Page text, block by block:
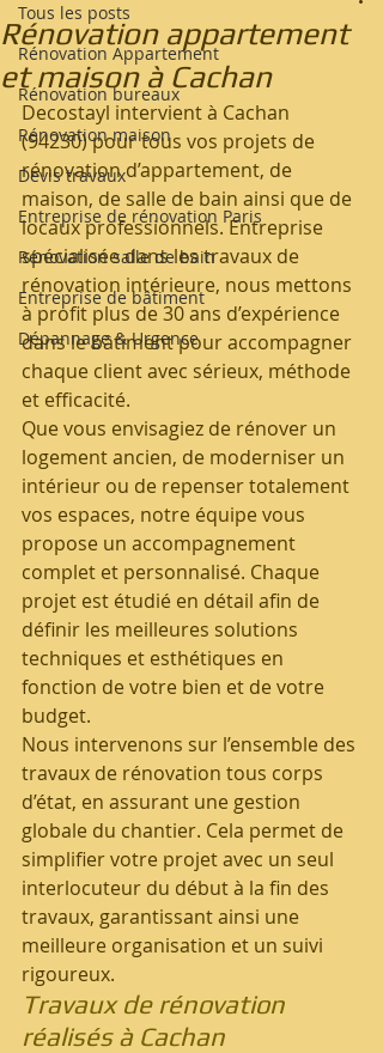
Tous les posts
Rénovation Appartement
Rénovation bureaux
Rénovation maison
Devis travaux
Entreprise de rénovation Paris
Rénovation salle de bain
Entreprise de bâtiment
Dépannage & Urgence
Rénovation appartement
et maison à Cachan
Decostayl intervient à Cachan
(94230) pour tous vos projets de
rénovation d’appartement, de
maison, de salle de bain ainsi que de
locaux professionnels. Entreprise
spécialisée dans les travaux de
rénovation intérieure, nous mettons
à profit plus de 30 ans d’expérience
dans le bâtiment pour accompagner
chaque client avec sérieux, méthode
et efficacité.
Que vous envisagiez de rénover un
logement ancien, de moderniser un
intérieur ou de repenser totalement
vos espaces, notre équipe vous
propose un accompagnement
complet et personnalisé. Chaque
projet est étudié en détail afin de
définir les meilleures solutions
techniques et esthétiques en
fonction de votre bien et de votre
budget.
Nous intervenons sur l’ensemble des
travaux de rénovation tous corps
d’état, en assurant une gestion
globale du chantier. Cela permet de
simplifier votre projet avec un seul
interlocuteur du début à la fin des
travaux, garantissant ainsi une
meilleure organisation et un suivi
rigoureux.
Travaux de rénovation
réalisés à Cachan